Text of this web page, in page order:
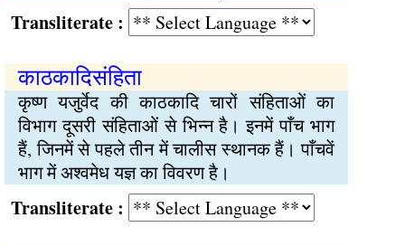
:
काठकादिसंहिता
कृष्ण यजुर्वेद की काठकादि चारों संहिताओं का
विभाग दूसरी संहिताओं से भिन्न है। इनमें पाँच भाग
हैं, जिनमें से पहले तीन में चालीस स्थानक हैं। पाँचवें
भाग में अश्वमेध यज्ञ का विवरण है।
: